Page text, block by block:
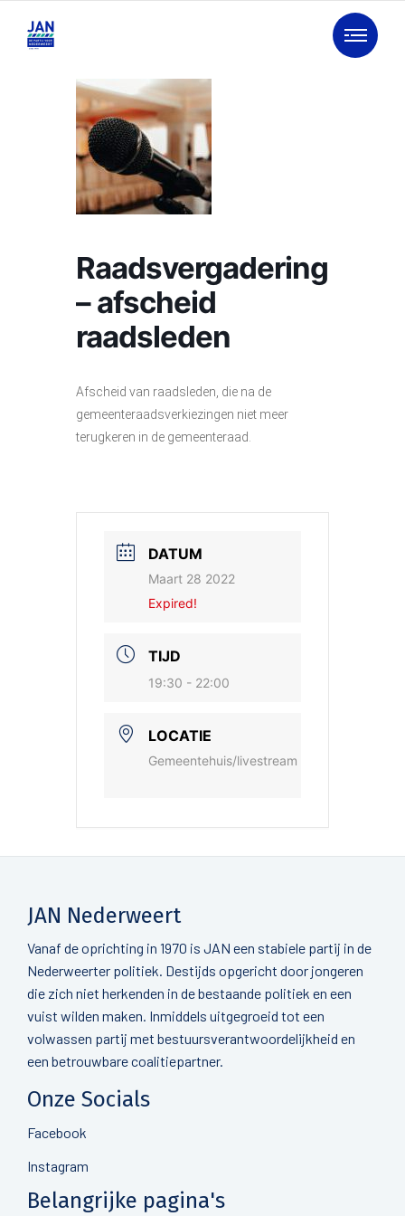
Raadsvergadering
– afscheid
raadsleden
Afscheid van raadsleden, die na de
gemeenteraadsverkiezingen niet meer
terugkeren in de gemeenteraad.
DATUM
Maart 28 2022
Expired!
TIJD
19:30 - 22:00
LOCATIE
Gemeentehuis/livestream
JAN Nederweert
Vanaf de oprichting in 1970 is JAN een stabiele partij in de
Nederweerter politiek. Destijds opgericht door jongeren
die zich niet herkenden in de bestaande politiek en een
vuist wilden maken. Inmiddels uitgegroeid tot een
volwassen partij met bestuursverantwoordelijkheid en
een betrouwbare coalitiepartner.
Onze Socials
Facebook
Instagram
Belangrijke pagina's